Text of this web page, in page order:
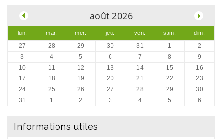
août 2026
lun. mar. mer. jeu. ven. sam. dim.
27 28 29 30 31 1
2
3
4 5 6 7 8
9
10
11 12 13 14 15
16
17
18 19 20 21 22
23
24
25 26 27 28 29
30
31
1 2 3 4 5 6
Informations utiles